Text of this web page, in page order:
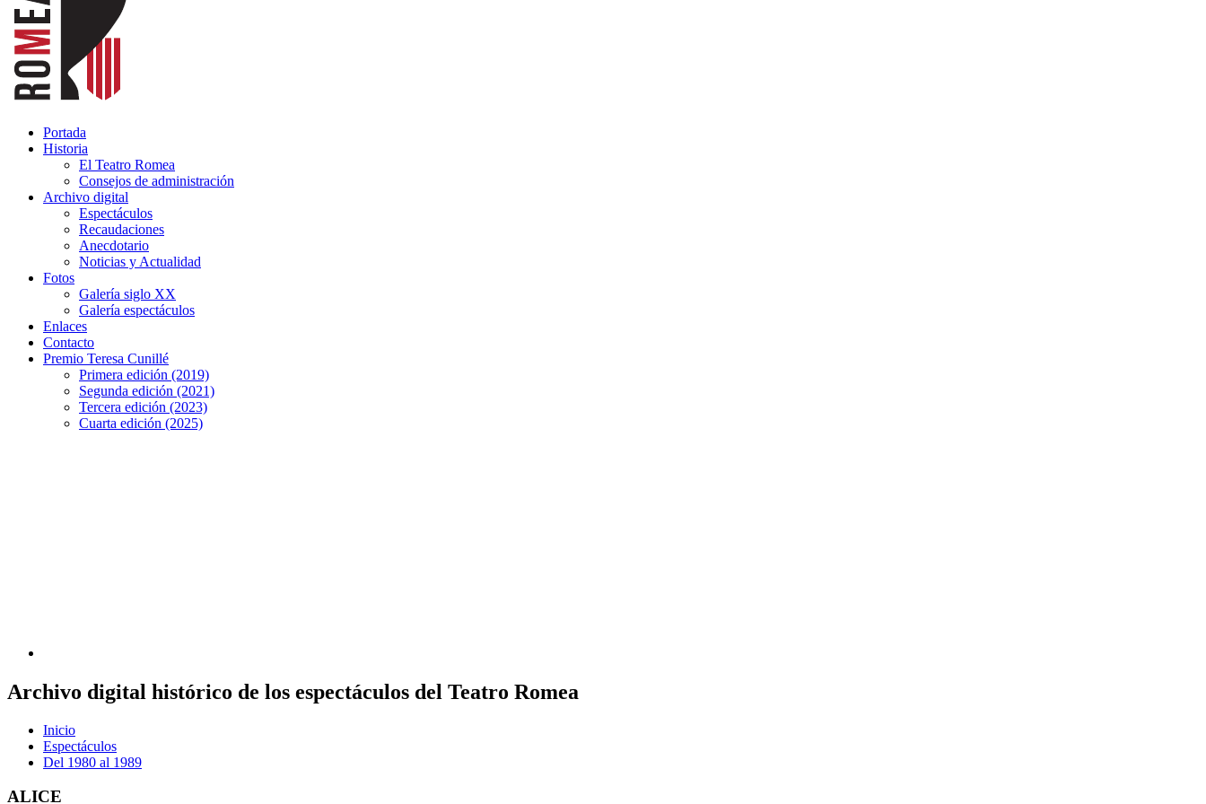
Portada
Historia
El Teatro Romea
Consejos de administración
Archivo digital
Espectáculos
Recaudaciones
Anecdotario
Noticias y Actualidad
Fotos
Galería siglo XX
Galería espectáculos
Enlaces
Contacto
Premio Teresa Cunillé
Primera edición (2019)
Segunda edición (2021)
Tercera edición (2023)
Cuarta edición (2025)
Archivo digital histórico de los espectáculos del Teatro Romea
Inicio
Espectáculos
Del 1980 al 1989
ALICE